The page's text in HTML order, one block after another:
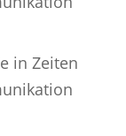
in Zeiten